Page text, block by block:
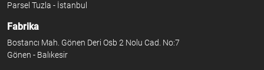
Parsel Tuzla - İstanbul
Fabrika
Bostancı Mah. Gönen Deri Osb 2 Nolu Cad. No:7
Gönen - Balıkesir